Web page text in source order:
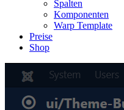
Spalten
Komponenten
Warp Template
Preise
Shop